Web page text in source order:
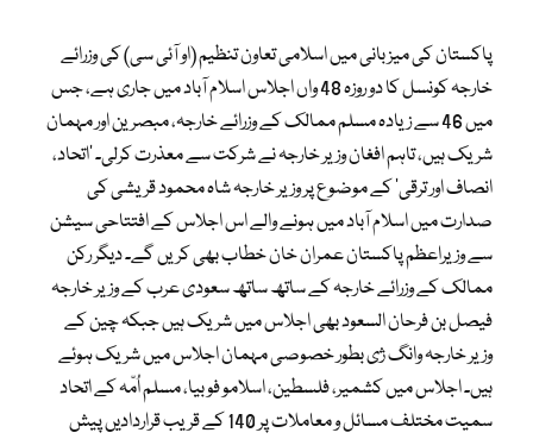
پاکستان کی میزبانی میں اسلامی تعاون تنظیم (او آئی سی) کی وزرائے
خارجہ کونسل کا دو روزہ 48 واں اجلاس اسلام آباد میں جاری ہے، جس
میں 46 سے زیادہ مسلم ممالک کے وزرائے خارجہ، مبصرین اور مہمان
شریک ہیں، تاہم افغان وزیر خارجہ نے شرکت سے معذرت کرلی۔ ’اتحاد،
انصاف اور ترقی‘ کے موضوع پر وزیر خارجہ شاہ محمود قریشی کی
صدارت میں اسلام آباد میں ہونے والے اس اجلاس کے افتتاحی سیشن
سے وزیراعظم پاکستان عمران خان خطاب بھی کریں گے۔ دیگر رکن
ممالک کے وزرائے خارجہ کے ساتھ ساتھ سعودی عرب کے وزیر خارجہ
فیصل بن فرحان السعود بھی اجلاس میں شریک ہیں جبکہ چین کے
وزیر خارجہ وانگ ژی بطور خصوصی مہمان اجلاس میں شریک ہوئے
ہیں۔ اجلاس میں کشمیر، فلسطین، اسلامو فوبیا، مسلم اُمّہ کے اتحاد
سمیت مختلف مسائل و معاملات پر 140 کے قریب قراردادیں پیش